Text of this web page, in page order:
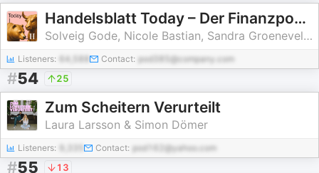
Handelsblatt Today – Der Finanzpodcast mit News zu Börse, Aktien und Geldanlage
Solveig Gode, Nicole Bastian, Sandra Groeneveld, Nele Dohmen, Anis Mičijević, Ben Mendelson, Aileen Bunte
Listeners: 64,588 Contact: pod385@company.com
#54 25
Zum Scheitern Verurteilt
Laura Larsson & Simon Dömer
Listeners: Contact: pod162@yahoo.com
#55 13